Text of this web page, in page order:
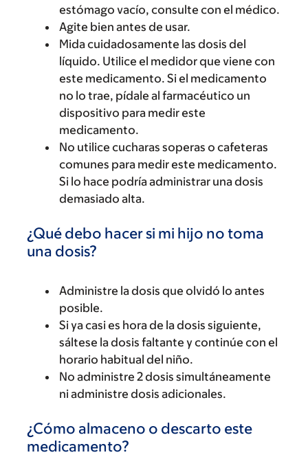
estómago vacío, consulte con el médico.
Agite bien antes de usar.
Mida cuidadosamente las dosis del
líquido. Utilice el medidor que viene con
este medicamento. Si el medicamento
no lo trae, pídale al farmacéutico un
dispositivo para medir este
medicamento.
No utilice cucharas soperas o cafeteras
comunes para medir este medicamento.
Si lo hace podría administrar una dosis
demasiado alta.
¿Qué debo hacer si mi hijo no toma
una dosis?
Administre la dosis que olvidó lo antes
posible.
Si ya casi es hora de la dosis siguiente,
sáltese la dosis faltante y continúe con el
horario habitual del niño.
No administre 2 dosis simultáneamente
ni administre dosis adicionales.
¿Cómo almaceno o descarto este
medicamento?